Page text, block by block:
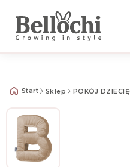
Darmowa
Start Sklep POKÓJ